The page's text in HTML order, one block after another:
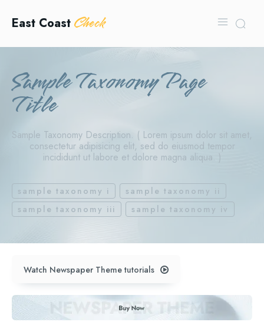
East Coast Check
Sample Taxonomy Page
Title
Sample Taxonomy Description. ( Lorem ipsum dolor sit amet,
consectetur adipisicing elit, sed do eiusmod tempor
incididunt ut labore et dolore magna aliqua. )
sample taxonomy i
sample taxonomy ii
sample taxonomy iii
sample taxonomy iv
Watch Newspaper Theme tutorials